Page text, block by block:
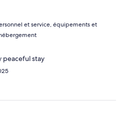
et service, équipements et
peaceful stay